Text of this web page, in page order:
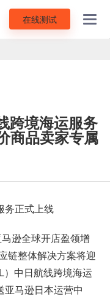
在线测试
跨境海运服务
商品卖家专属
务正式上线
逊全球开店盈领增
链整体解决方案将迎
中日航线跨境海运
亚马逊日本运营中